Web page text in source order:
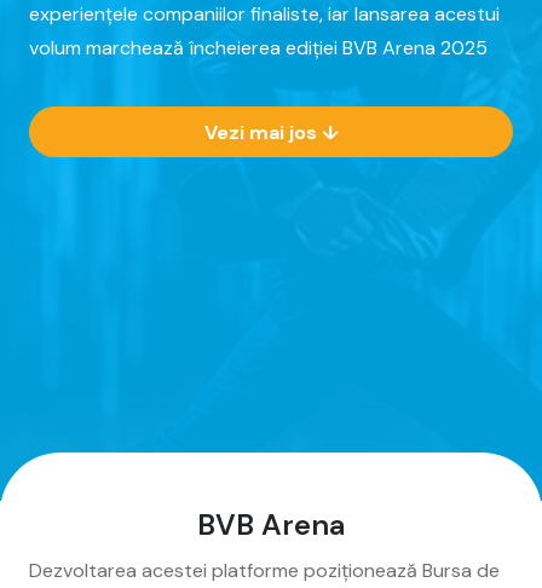
experiențele companiilor finaliste, iar lansarea acestui
volum marchează încheierea ediției BVB Arena 2025
Vezi mai jos ↓
BVB Arena
Dezvoltarea acestei platforme poziționează Bursa de